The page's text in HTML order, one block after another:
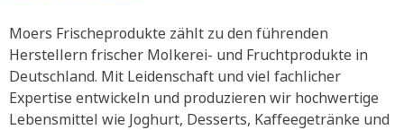
Moers Frischeprodukte zählt zu den führenden
Herstellern frischer Molkerei- und Fruchtprodukte in
Deutschland. Mit Leidenschaft und viel fachlicher
Expertise entwickeln und produzieren wir hochwertige
Lebensmittel wie Joghurt, Desserts, Kaffeegetränke und